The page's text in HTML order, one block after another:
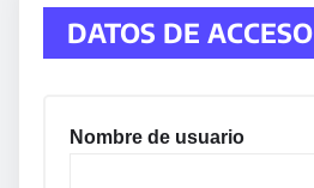
DATOS DE ACCESO
Nombre de usuario